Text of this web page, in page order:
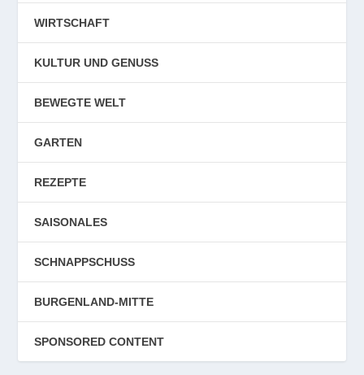
WIRTSCHAFT
KULTUR UND GENUSS
BEWEGTE WELT
GARTEN
REZEPTE
SAISONALES
SCHNAPPSCHUSS
BURGENLAND-MITTE
SPONSORED CONTENT